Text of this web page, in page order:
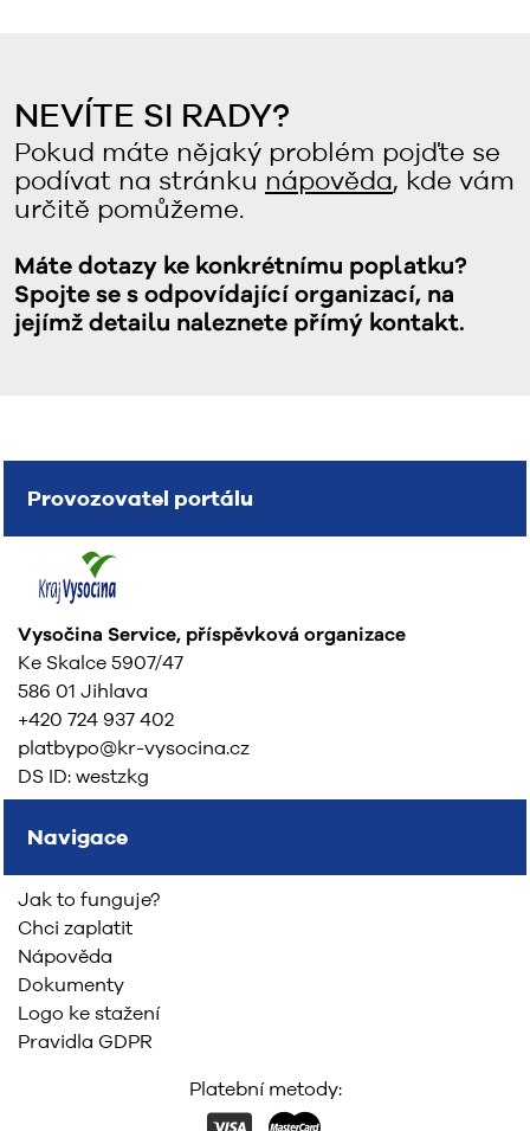
NEVÍTE SI RADY?
Pokud máte nějaký problém pojďte se
podívat na stránku nápověda, kde vám
určitě pomůžeme.
Máte dotazy ke konkrétnímu poplatku?
Spojte se s odpovídající organizací, na
jejímž detailu naleznete přímý kontakt.
Provozovatel portálu
Vysočina Service, příspěvková organizace
Ke Skalce 5907/47
586 01 Jihlava
+420 724 937 402
platbypo@kr-vysocina.cz
DS ID: westzkg
Navigace
Jak to funguje?
Chci zaplatit
Nápověda
Dokumenty
Logo ke stažení
Pravidla GDPR
Platební metody: